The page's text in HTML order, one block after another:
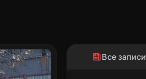
Все записи